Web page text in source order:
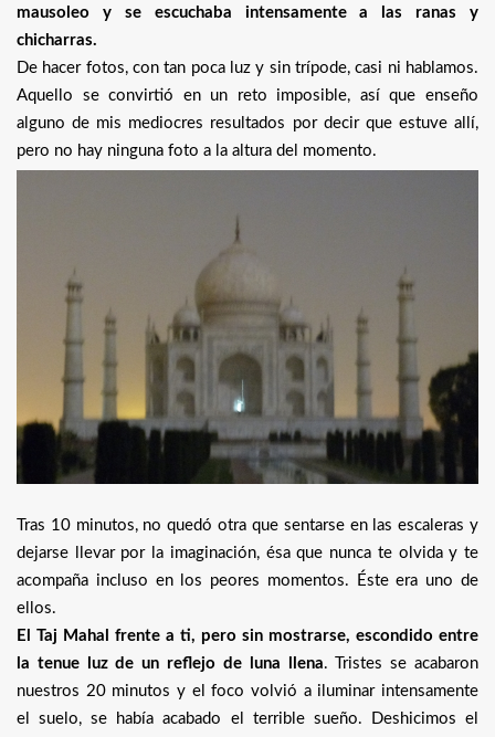
mausoleo y se escuchaba intensamente a las ranas y
chicharras.
De hacer fotos, con tan poca luz y sin trípode, casi ni hablamos.
Aquello se convirtió en un reto imposible, así que enseño
alguno de mis mediocres resultados por decir que estuve allí,
pero no hay ninguna foto a la altura del momento.
Tras 10 minutos, no quedó otra que sentarse en las escaleras y
dejarse llevar por la imaginación, ésa que nunca te olvida y te
acompaña incluso en los peores momentos. Éste era uno de
ellos.
El Taj Mahal frente a ti, pero sin mostrarse, escondido entre
la tenue luz de un reflejo de luna llena. Tristes se acabaron
nuestros 20 minutos y el foco volvió a iluminar intensamente
el suelo, se había acabado el terrible sueño. Deshicimos el